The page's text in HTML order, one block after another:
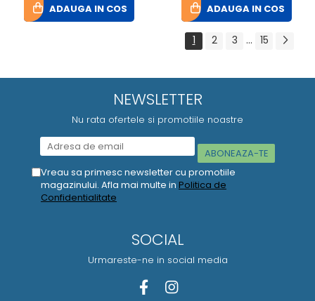
ADAUGA IN COS ADAUGA IN COS
1 2 3 ... 15
NEWSLETTER
Nu rata ofertele si promotiile noastre
Vreau sa primesc newsletter cu promotiile
magazinului. Afla mai multe in Politica de
Confidentialitate
SOCIAL
Urmareste-ne in social media